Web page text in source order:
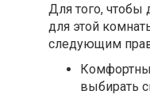
Для того, чтобы
для этой
следующим
выбирать